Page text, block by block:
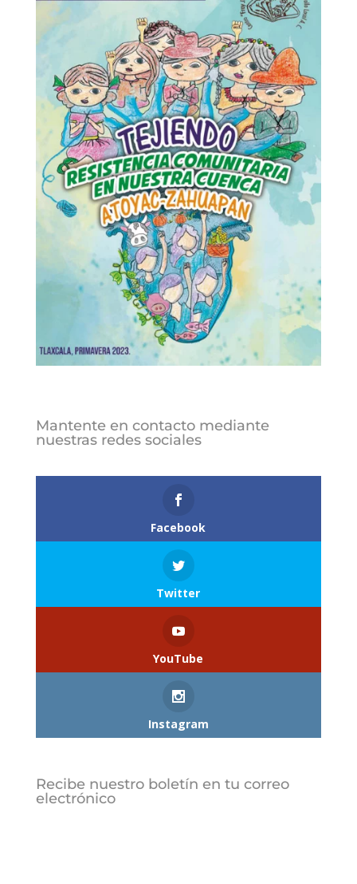
Mantente en contacto mediante
nuestras redes sociales
Facebook
Twitter
YouTube
Instagram
Recibe nuestro boletín en tu correo
electrónico